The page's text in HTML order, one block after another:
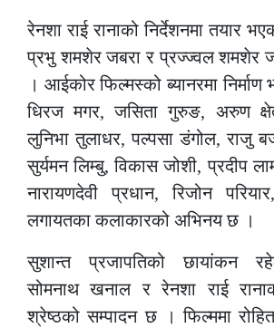
रेनशा राई रानाको निर्देशनमा तयार
प्रभु शमशेर जबरा र प्रज्ज्वल शमशेर
। आईकोर फिल्मस्को ब्यानरमा
धिरज मगर, जसिता गुरुङ, अरुण
लुनिभा तुलाधर, पल्पसा डंगोल, राजु
सुर्यमन लिम्बु, विकास जोशी, प्रदीप
नारायणदेवी प्रधान, रिजोन
लगायतका कलाकारको अभिनय छ ।
सुशान्त प्रजापतिको छायांकन
सोमनाथ खनाल र रेनशा राई
श्रेष्ठको सम्पादन छ । फिल्ममा